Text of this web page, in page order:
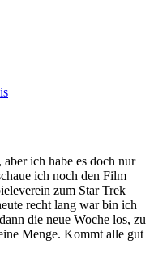
ich habe es doch nur
ich noch den Film
zum Star Trek
recht lang war bin ich
die neue Woche los, zu
Menge. Kommt alle gut